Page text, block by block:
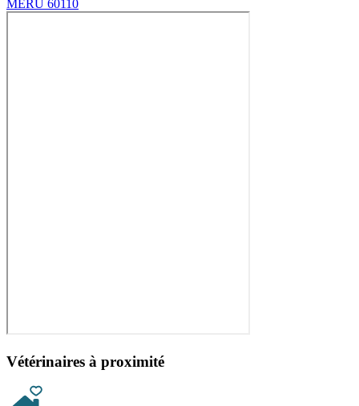
MERU 60110
Vétérinaires à proximité